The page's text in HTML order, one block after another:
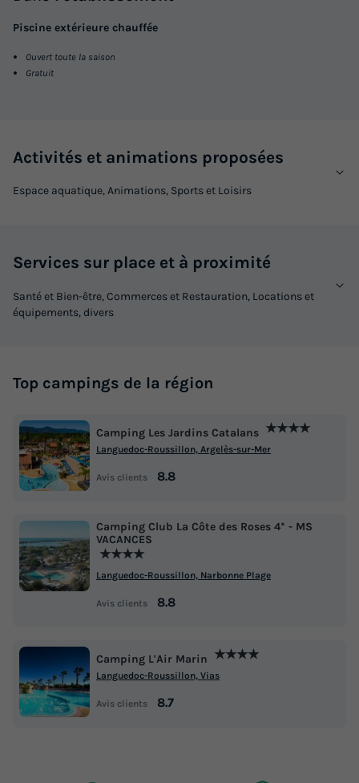
GÎTE 6 personnes - Gîte 2 chambres avec
6 2
Voir le plan 2D Animaux autorisés * Lave-vaisselle
du27/09/2026 au04/10/2026
Modifier les dates
Piscine extérieure chauffée
Ouvert toute la saison
Gratuit
Activités et animations proposées
Espace aquatique, Animations, Sports et Loisirs
Services sur place et à proximité
Santé et Bien-être, Commerces et Restauration, Locations et
équipements, divers
Top campings de la région
Camping Les Jardins Catalans ★★★★
Languedoc-Roussillon, Argelès-sur-Mer
Avis clients 8.8
Camping Club La Côte des Roses 4* - MS
VACANCES
★★★★
Languedoc-Roussillon, Narbonne Plage
Avis clients 8.8
Camping L'Air Marin ★★★★
Languedoc-Roussillon, Vias
Avis clients 8.7